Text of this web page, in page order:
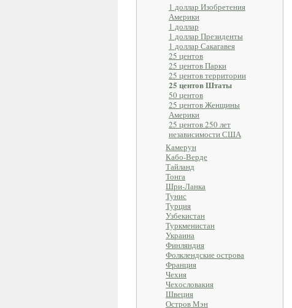
1 доллар Изобретения
Америки
1 доллар
1 доллар Президенты
1 доллар Сакагавея
25 центов
25 центов Парки
25 центов территории
25 центов Штаты
50 центов
25 центов Женщины
Америки
25 центов 250 лет
независимости США
Камерун
Кабо-Верде
Тайланд
Тонга
Шри-Ланка
Тунис
Турция
Узбекистан
Туркменистан
Украина
Финляндия
Фолклендские острова
Франция
Чехия
Чехословакия
Швеция
Остров Мэн